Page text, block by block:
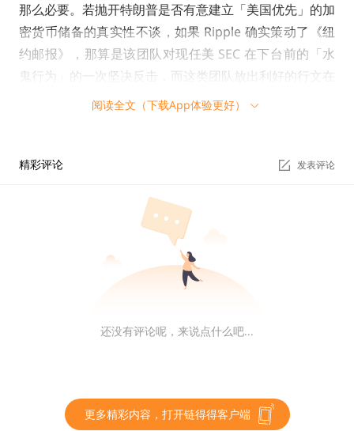
那么必要。若抛开特朗普是否有意建立「美国优先」的加
密货币储备的真实性不谈，如果 Ripple 确实策动了《纽
约邮报》，那算是该团队对现任美 SEC 在下台前的「水
鬼行为」的一次坚决反击，而这类团队放出利好的行文在
行业中并不稀奇；而倘若 XRP 突破新高并非由 Ripple 团
而据路透社近日报道，新美 SEC 领导团队计划在特朗普
上台后立即推进加密货币政策改革。鉴于各种利好的监管
消息，投资者对 Ripple 结束与美 SEC 之间的斗争抱有很
高的期望。谷歌趋势也显示，XRP 近日的搜索热度在全
就职后，加密货币的整体市场走势已成行业焦点。对于这
阅读全文（下载App体验更好）
精彩评论 发表评论
还没有评论呢，来说点什么吧...
更多精彩内容，打开链得得客户端